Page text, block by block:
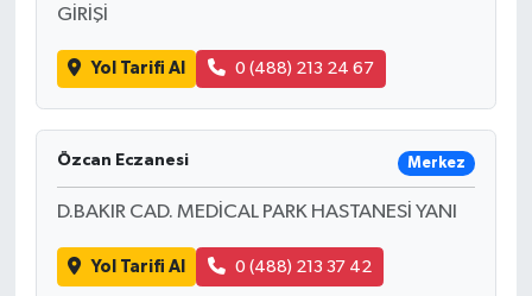
GİRİŞİ
Yol Tarifi Al 0 (488) 213 24 67
Özcan Eczanesi Merkez
D.BAKIR CAD. MEDİCAL PARK HASTANESİ YANI
Yol Tarifi Al 0 (488) 213 37 42
Etiketler